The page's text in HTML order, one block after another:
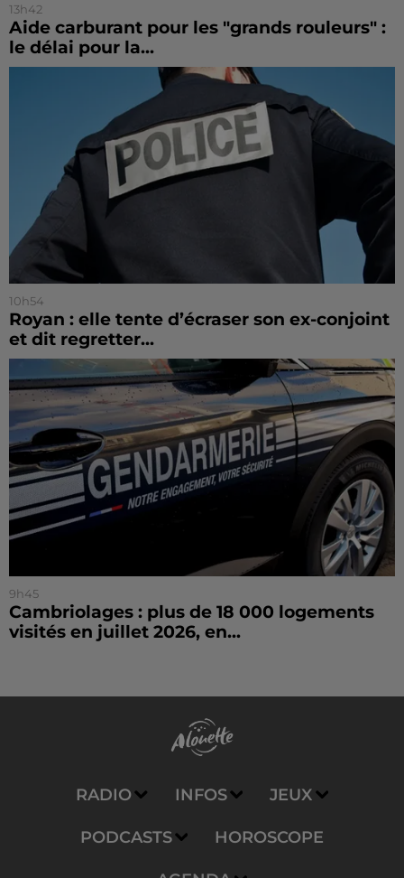
13h42
Aide carburant pour les "grands rouleurs" :
le délai pour la...
10h54
Royan : elle tente d’écraser son ex-conjoint
et dit regretter...
9h45
Cambriolages : plus de 18 000 logements
visités en juillet 2026, en...
RADIO INFOS JEUX
PODCASTS HOROSCOPE